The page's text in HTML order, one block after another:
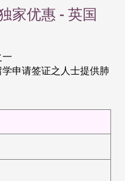
家优惠 - 英国
申请签证之人士提供肺